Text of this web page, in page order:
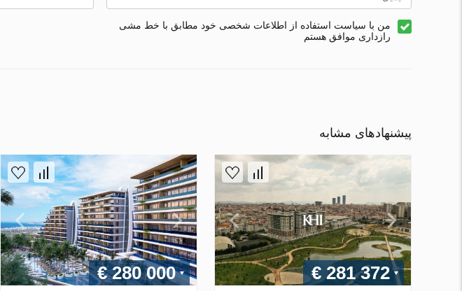
من با سیاست استفاده از اطلاعات شخصی خود مطابق با خط مشی
رازداری موافق هستم
پیشنهادهای مشابه
€ 281 372
€ 280 000